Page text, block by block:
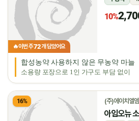
🔥이번 주72개 담았어요
10%
합성농약 사용하지 않은 무농약 마늘
소용량 포장으로 1인 가구도 부담 없이
16% (주)에이치엘
아임오뉴